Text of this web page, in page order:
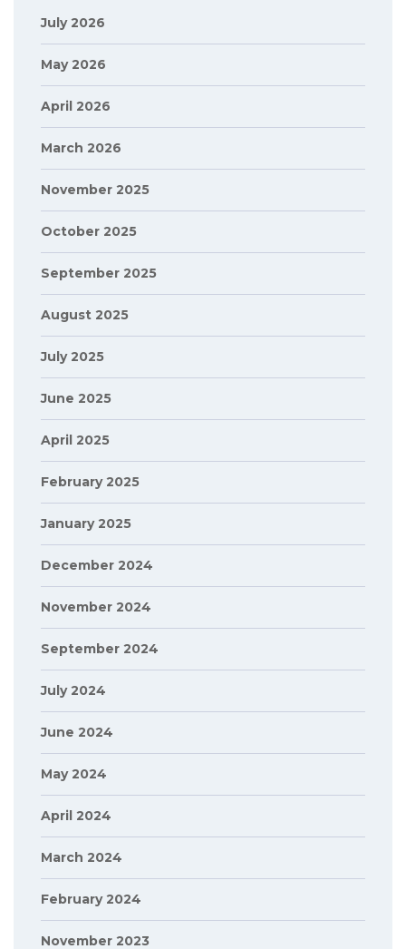
July 2026
May 2026
April 2026
March 2026
November 2025
October 2025
September 2025
August 2025
July 2025
June 2025
April 2025
February 2025
January 2025
December 2024
November 2024
September 2024
July 2024
June 2024
May 2024
April 2024
March 2024
February 2024
November 2023